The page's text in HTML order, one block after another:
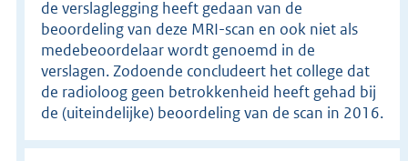
de verslaglegging heeft gedaan van de
beoordeling van deze MRI-scan en ook niet als
medebeoordelaar wordt genoemd in de
verslagen. Zodoende concludeert het college dat
de radioloog geen betrokkenheid heeft gehad bij
de (uiteindelijke) beoordeling van de scan in 2016.